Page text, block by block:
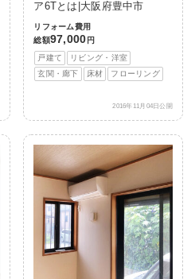
ア6Tとは|大阪府豊中市
リフォーム費用
総額97,000 円
戸建て
リビング・洋室
玄関・廊下
床材 フローリング
2016年11月04日公開